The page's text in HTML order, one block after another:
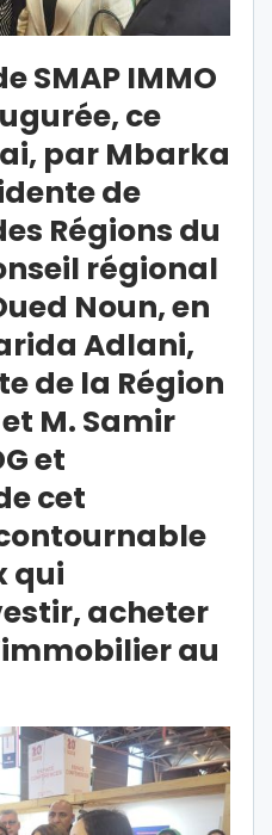
SMAP IMMO
ce
par Mbarka
de
Régions du
régional
Noun, en
Adlani,
de la Région
M. Samir
et
cet
qui
acheter
au